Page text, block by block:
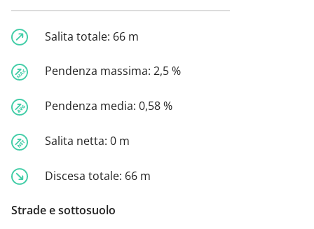
Salita totale: 66 m
Pendenza massima: 2,5 %
Pendenza media: 0,58 %
Salita netta: 0 m
Discesa totale: 66 m
Strade e sottosuolo